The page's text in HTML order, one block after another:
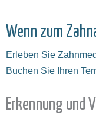
Wenn zum
Erleben Sie
Buchen Sie Ihren
Erkennung und